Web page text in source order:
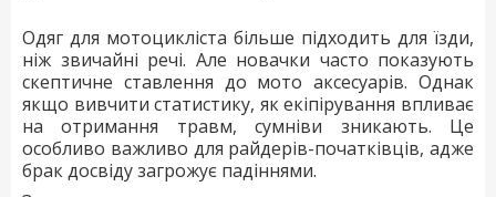
Одяг для мотоцикліста більше підходить для їзди,
ніж звичайні речі. Але новачки часто показують
скептичне ставлення до мото аксесуарів. Однак
якщо вивчити статистику, як екіпірування впливає
на отримання травм, сумніви зникають. Це
особливо важливо для райдерів-початківців, адже
брак досвіду загрожує падіннями.